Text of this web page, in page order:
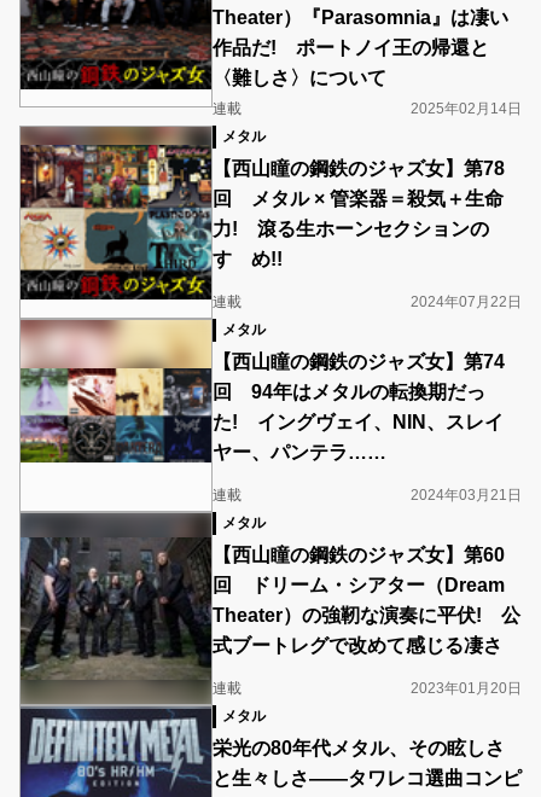
Theater）『Parasomnia』は凄い
作品だ! ポートノイ王の帰還と
〈難しさ〉について
連載
2025年02月14日
メタル
【西山瞳の鋼鉄のジャズ女】第78
回 メタル × 管楽器＝殺気＋生命
力! 滾る生ホーンセクションの
すゝめ!!
連載
2024年07月22日
メタル
【西山瞳の鋼鉄のジャズ女】第74
回 94年はメタルの転換期だっ
た! イングヴェイ、NIN、スレイ
ヤー、パンテラ……
連載
2024年03月21日
メタル
【西山瞳の鋼鉄のジャズ女】第60
回 ドリーム・シアター（Dream
Theater）の強靭な演奏に平伏! 公
式ブートレグで改めて感じる凄さ
連載
2023年01月20日
メタル
栄光の80年代メタル、その眩しさ
と生々しさ――タワレコ選曲コンピ